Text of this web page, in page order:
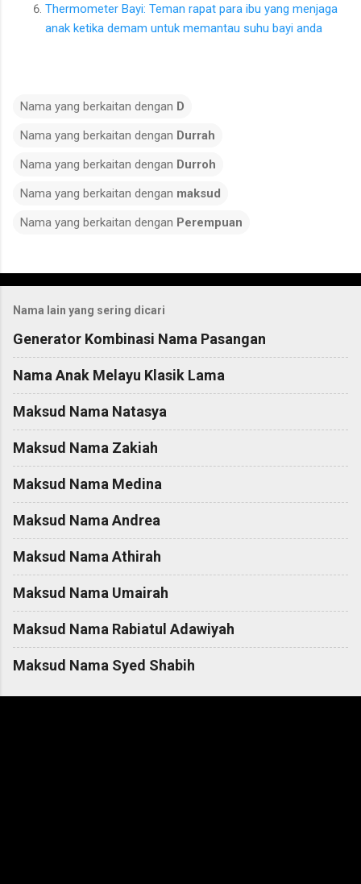
Thermometer Bayi: Teman rapat para ibu yang menjaga
anak ketika demam untuk memantau suhu bayi anda
Nama yang berkaitan dengan D
Nama yang berkaitan dengan Durrah
Nama yang berkaitan dengan Durroh
Nama yang berkaitan dengan maksud
Nama yang berkaitan dengan Perempuan
o
m
m
e
n
Nama lain yang sering dicari
Generator Kombinasi Nama Pasangan
Nama Anak Melayu Klasik Lama
Maksud Nama Natasya
Maksud Nama Zakiah
Maksud Nama Medina
Maksud Nama Andrea
Maksud Nama Athirah
Maksud Nama Umairah
Maksud Nama Rabiatul Adawiyah
Maksud Nama Syed Shabih